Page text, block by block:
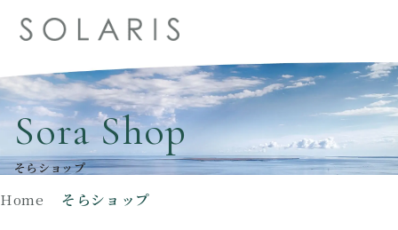
Sora Shop
そらショップ
Home そらショップ